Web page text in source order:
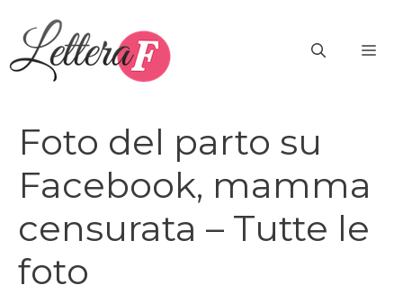
contenuto
Foto del parto su
Facebook, mamma
censurata – Tutte le
foto